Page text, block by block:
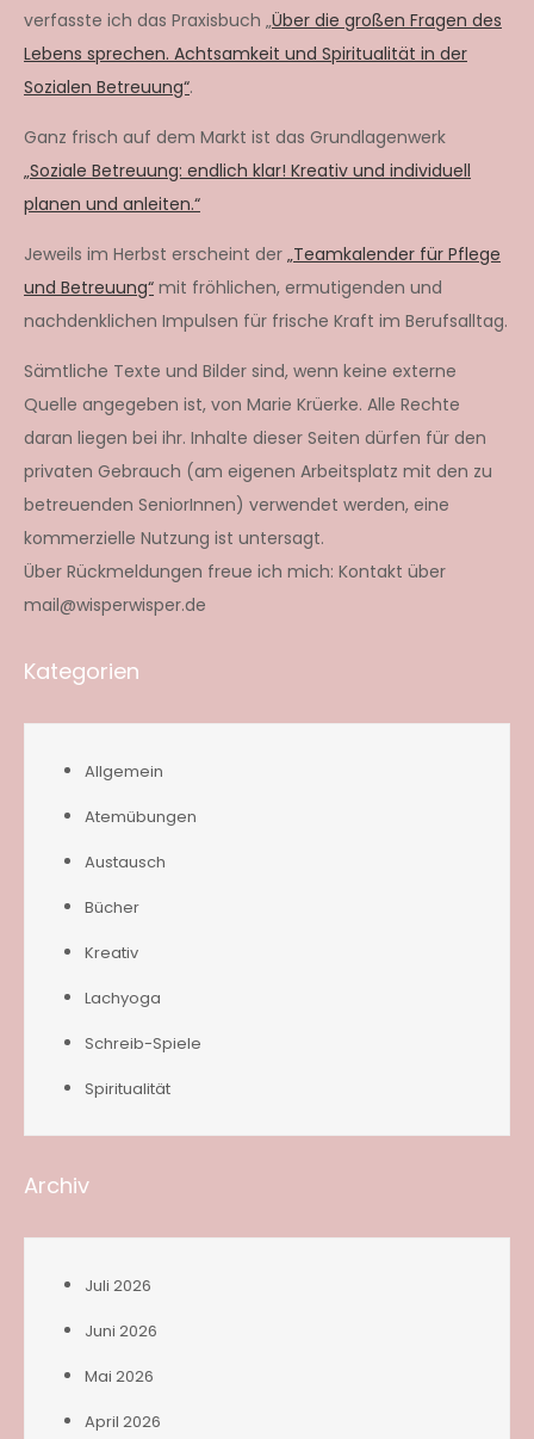
verfasste ich das Praxisbuch „Über die großen Fragen des
Lebens sprechen. Achtsamkeit und Spiritualität in der
Sozialen Betreuung“.
Ganz frisch auf dem Markt ist das Grundlagenwerk
„Soziale Betreuung: endlich klar! Kreativ und individuell
planen und anleiten.“
Jeweils im Herbst erscheint der „Teamkalender für Pflege
und Betreuung“ mit fröhlichen, ermutigenden und
nachdenklichen Impulsen für frische Kraft im Berufsalltag.
Sämtliche Texte und Bilder sind, wenn keine externe
Quelle angegeben ist, von Marie Krüerke. Alle Rechte
daran liegen bei ihr. Inhalte dieser Seiten dürfen für den
privaten Gebrauch (am eigenen Arbeitsplatz mit den zu
betreuenden SeniorInnen) verwendet werden, eine
kommerzielle Nutzung ist untersagt.
Über Rückmeldungen freue ich mich: Kontakt über
mail@wisperwisper.de
Kategorien
Allgemein
Atemübungen
Austausch
Bücher
Kreativ
Lachyoga
Schreib-Spiele
Spiritualität
Archiv
Juli 2026
Juni 2026
Mai 2026
April 2026